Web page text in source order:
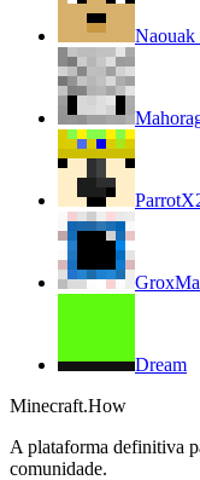
Dream
Minecraft.How
A plataforma definitiva
comunidade.